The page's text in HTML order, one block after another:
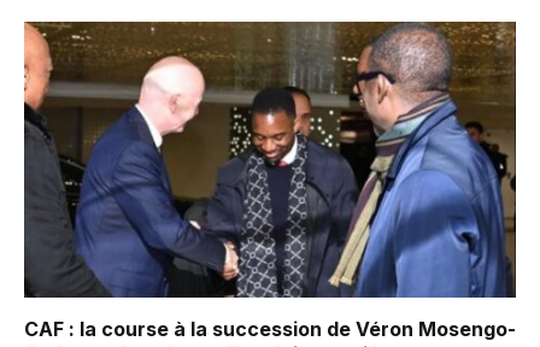
CAF : la course à la succession de Véron Mosengo-